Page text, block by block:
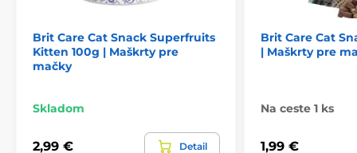
Analytické zložky:
Hrubý proteín 35 %, obsah tuku 15 %, vlhkosť 10 %,
hrubý popol 6,6 %, hrubá vláknina 1,5 %, vápnik 1 %,
fosfor 0,8 %, sodík 0,3 %
ste si užili chvíle spoločného pokoja a oddychu.
Brit Care Cat Snack Superfruits
Kitten 100g | Maškrty pre
mačky
Skladom
2,99 € Detail
Brit Care Cat
| Maškrty pre
Na ceste 1 ks
1,99 €